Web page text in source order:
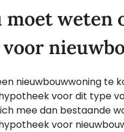
weten
nieuwbouwwoning te
voor dit type
mee dan bestaande
voor